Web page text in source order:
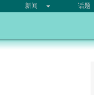
新闻 话题